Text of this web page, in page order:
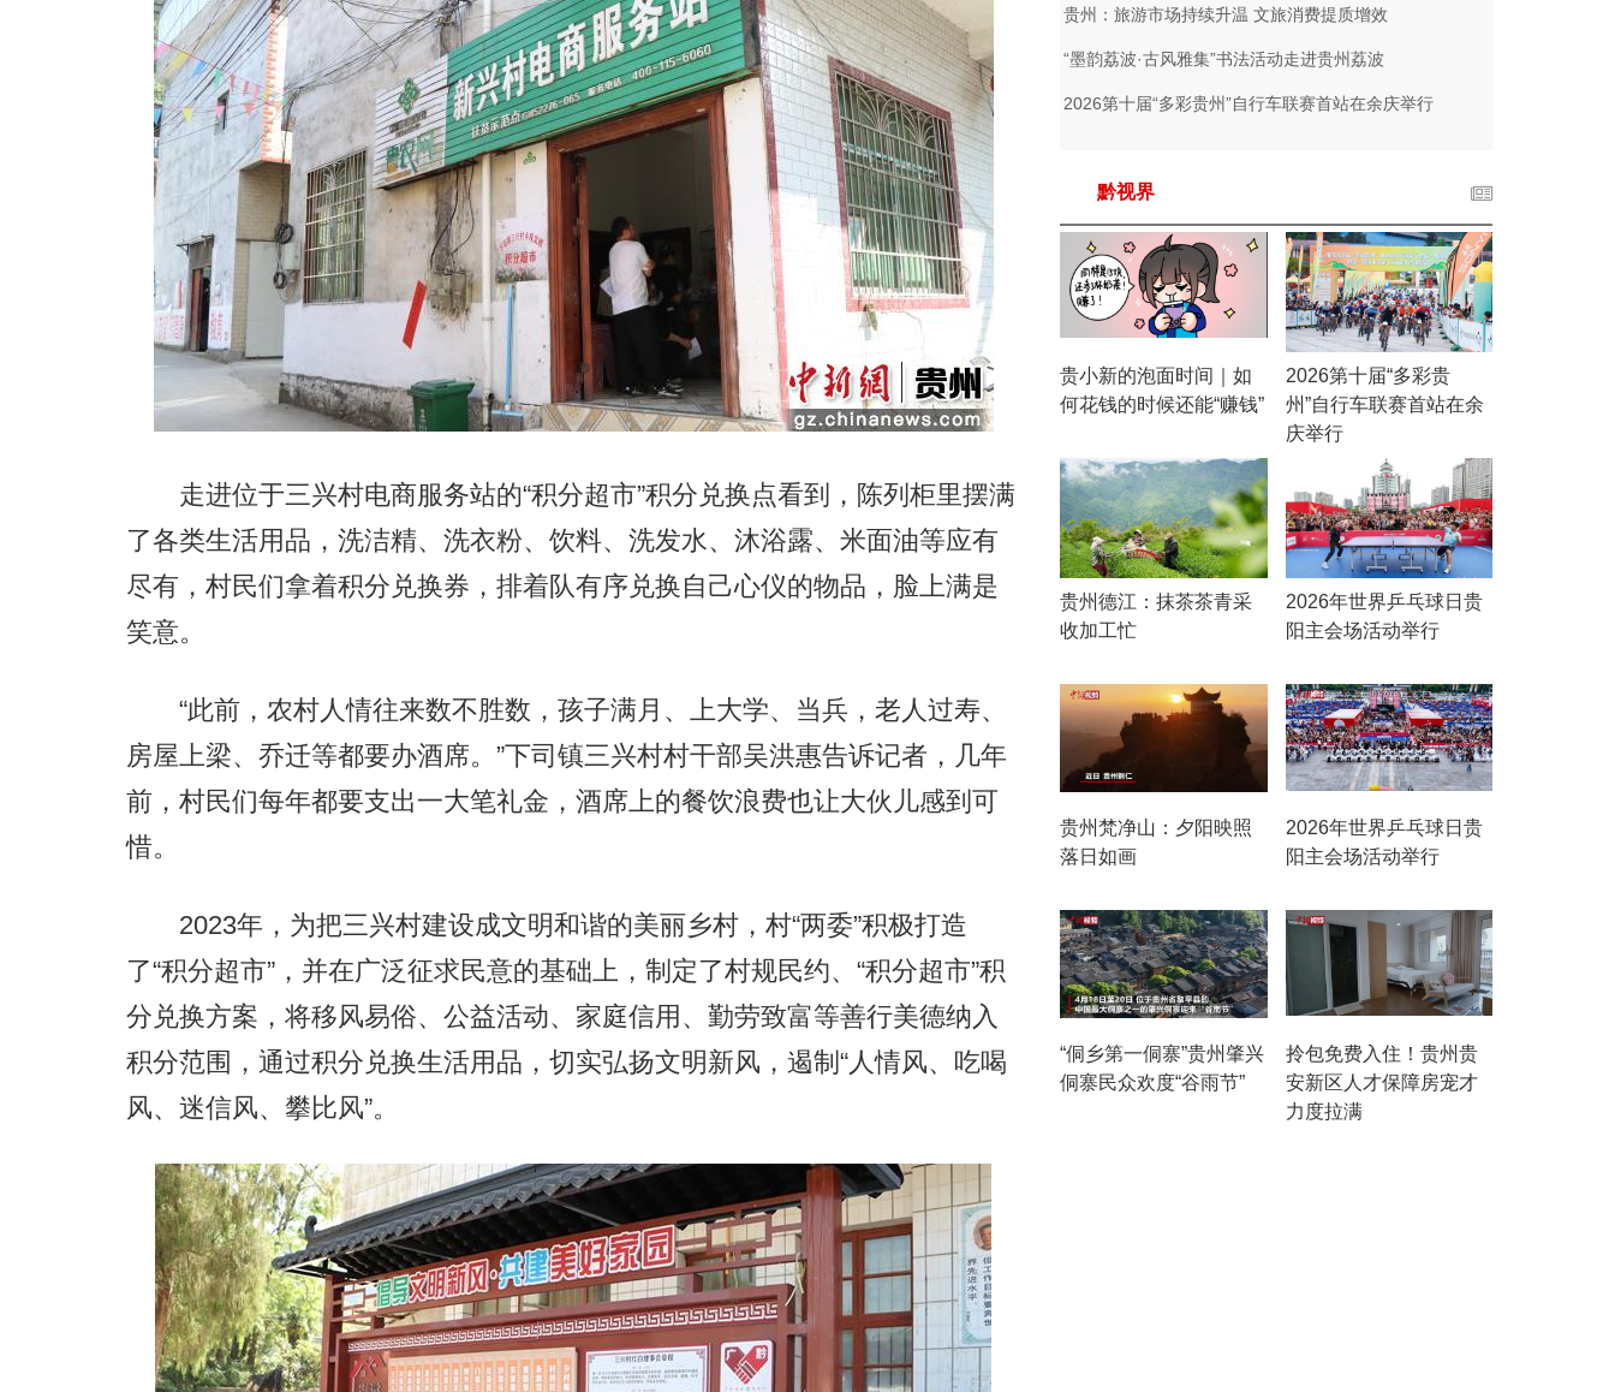
走进位于三兴村电商服务站的“积分超市”积分兑换点看到，陈列柜里摆满
了各类生活用品，洗洁精、洗衣粉、饮料、洗发水、沐浴露、米面油等应有
尽有，村民们拿着积分兑换券，排着队有序兑换自己心仪的物品，脸上满是
笑意。
“此前，农村人情往来数不胜数，孩子满月、上大学、当兵，老人过寿、
房屋上梁、乔迁等都要办酒席。”下司镇三兴村村干部吴洪惠告诉记者，几年
前，村民们每年都要支出一大笔礼金，酒席上的餐饮浪费也让大伙儿感到可
惜。
2023年，为把三兴村建设成文明和谐的美丽乡村，村“两委”积极打造
了“积分超市”，并在广泛征求民意的基础上，制定了村规民约、“积分超市”积
分兑换方案，将移风易俗、公益活动、家庭信用、勤劳致富等善行美德纳入
积分范围，通过积分兑换生活用品，切实弘扬文明新风，遏制“人情风、吃喝
风、迷信风、攀比风”。
贵州：旅游市场持续升温 文旅消费提质增效
“墨韵荔波·古风雅集”书法活动走进贵州荔波
2026第十届“多彩贵州”自行车联赛首站在余庆举行
黔视界
贵小新的泡面时间｜如
何花钱的时候还能“赚钱”
2026第十届“多彩贵
州”自行车联赛首站在余
庆举行
贵州德江：抹茶茶青采
收加工忙
2026年世界乒乓球日贵
阳主会场活动举行
贵州梵净山：夕阳映照
落日如画
2026年世界乒乓球日贵
阳主会场活动举行
“侗乡第一侗寨”贵州肇兴
侗寨民众欢度“谷雨节”
拎包免费入住！贵州贵
安新区人才保障房宠才
力度拉满